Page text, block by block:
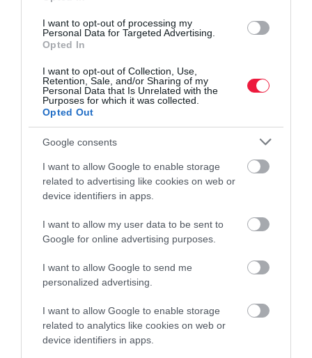
I want to opt-out of processing my
Personal Data for Targeted Advertising.
Opted In
I want to opt-out of Collection, Use,
Retention, Sale, and/or Sharing of my
Personal Data that Is Unrelated with the
Purposes for which it was collected.
Opted Out
Google consents
I want to allow Google to enable storage
related to advertising like cookies on web or
device identifiers in apps.
I want to allow my user data to be sent to
Google for online advertising purposes.
I want to allow Google to send me
personalized advertising.
I want to allow Google to enable storage
related to analytics like cookies on web or
device identifiers in apps.
Kötelezettségszegési eljárás indult Magyarország ellen az uniós
csalásellenes szabályok alkalmazásának elmulasztása miatt.